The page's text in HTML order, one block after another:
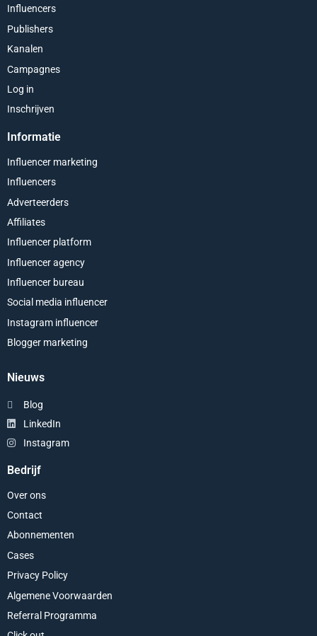
Influencers
Publishers
Kanalen
Campagnes
Log in
Inschrijven
Informatie
Influencer marketing
Influencers
Adverteerders
Affiliates
Influencer platform
Influencer agency
Influencer bureau
Social media influencer
Instagram influencer
Blogger marketing
Nieuws
Blog
LinkedIn
Instagram
Bedrijf
Over ons
Contact
Abonnementen
Cases
Privacy Policy
Algemene Voorwaarden
Referral Programma